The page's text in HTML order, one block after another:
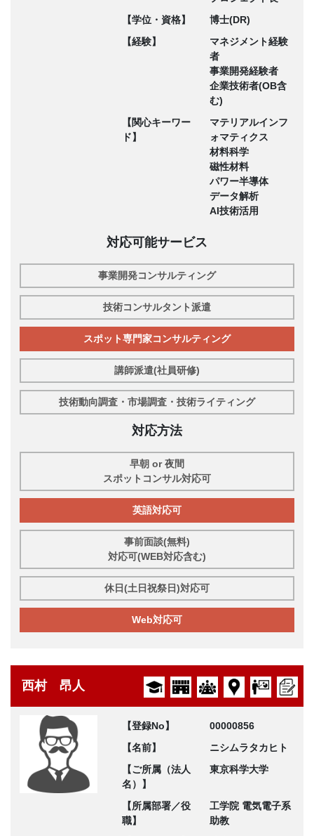
【学位・資格】
博士(DR)
【経験】
マネジメント経験
者
事業開発経験者
企業技術者(OB含
む)
【関心キーワー
ド】
マテリアルインフ
ォマティクス
材料科学
磁性材料
パワー半導体
データ解析
AI技術活用
対応可能サービス
事業開発コンサルティング
技術コンサルタント派遣
スポット専門家コンサルティング
講師派遣(社員研修)
技術動向調査・市場調査・技術ライティング
対応方法
早朝 or 夜間
スポットコンサル対応可
英語対応可
事前面談(無料)
対応可(WEB対応含む)
休日(土日祝祭日)対応可
Web対応可
西村 昂人
【登録No】
00000856
【名前】
ニシムラタカヒト
【ご所属（法人
名）】
東京科学大学
【所属部署／役
職】
工学院 電気電子系
助教